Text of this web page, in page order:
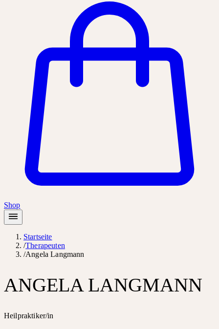
Shop
Startseite
/Therapeuten
/Angela Langmann
ANGELA LANGMANN
Heilpraktiker/in